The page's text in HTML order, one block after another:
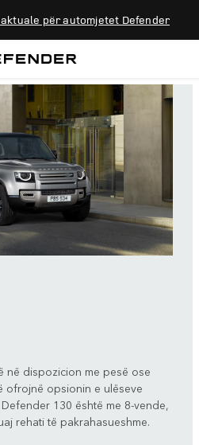
për automjetet Defender
në dispozicion me pesë ose
ofrojnë opsionin e ulëseve
130 është me 8-vende,
rehati të pakrahasueshme.